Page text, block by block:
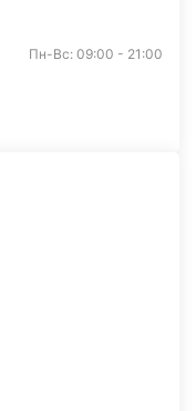
Пн-Вс: 09:00 - 21:00